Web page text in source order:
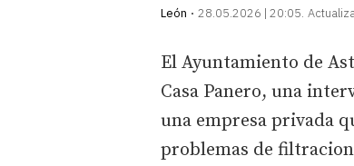
León
28.05.2026 | 20:05
El Ayuntamiento de
Casa Panero, una
una empresa privada
problemas de